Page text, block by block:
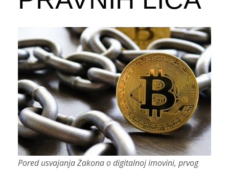
Pored usvajanja Zakona o digitalnoj imovini, prvog